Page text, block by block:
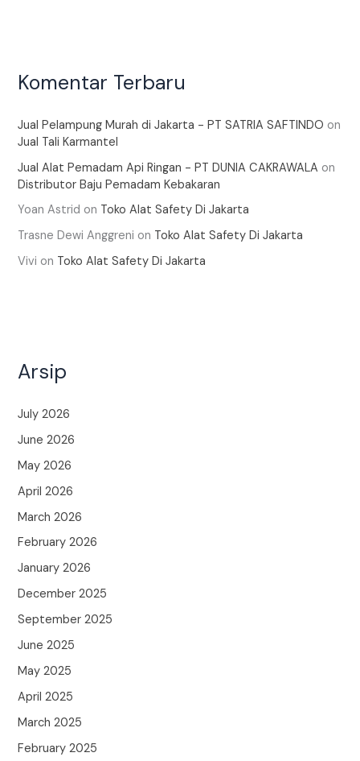
Komentar Terbaru
Jual Pelampung Murah di Jakarta - PT SATRIA SAFTINDO on
Jual Tali Karmantel
Jual Alat Pemadam Api Ringan - PT DUNIA CAKRAWALA on
Distributor Baju Pemadam Kebakaran
Yoan Astrid on Toko Alat Safety Di Jakarta
Trasne Dewi Anggreni on Toko Alat Safety Di Jakarta
Vivi on Toko Alat Safety Di Jakarta
Arsip
July 2026
June 2026
May 2026
April 2026
March 2026
February 2026
January 2026
December 2025
September 2025
June 2025
May 2025
April 2025
March 2025
February 2025